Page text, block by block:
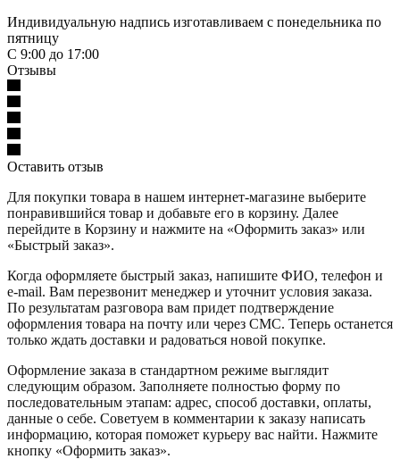
Индивидуальную надпись изготавливаем с понедельника по
пятницу
С 9:00 до 17:00
Отзывы
Оставить отзыв
Для покупки товара в нашем интернет-магазине выберите
понравившийся товар и добавьте его в корзину. Далее
перейдите в Корзину и нажмите на «Оформить заказ» или
«Быстрый заказ».
Когда оформляете быстрый заказ, напишите ФИО, телефон и
e-mail. Вам перезвонит менеджер и уточнит условия заказа.
По результатам разговора вам придет подтверждение
оформления товара на почту или через СМС. Теперь останется
только ждать доставки и радоваться новой покупке.
Оформление заказа в стандартном режиме выглядит
следующим образом. Заполняете полностью форму по
последовательным этапам: адрес, способ доставки, оплаты,
данные о себе. Советуем в комментарии к заказу написать
информацию, которая поможет курьеру вас найти. Нажмите
кнопку «Оформить заказ».